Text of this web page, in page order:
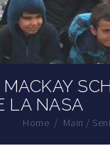
LA NASA
Home / Main /